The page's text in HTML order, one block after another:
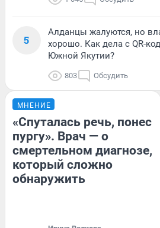
5
Алданцы жалуются, но
хорошо. Как дела с QR-
Южной Якутии?
803 Обсудить
МНЕНИЕ
«Спуталась речь, понес
пургу». Врач — о
смертельном диагнозе,
который сложно
обнаружить